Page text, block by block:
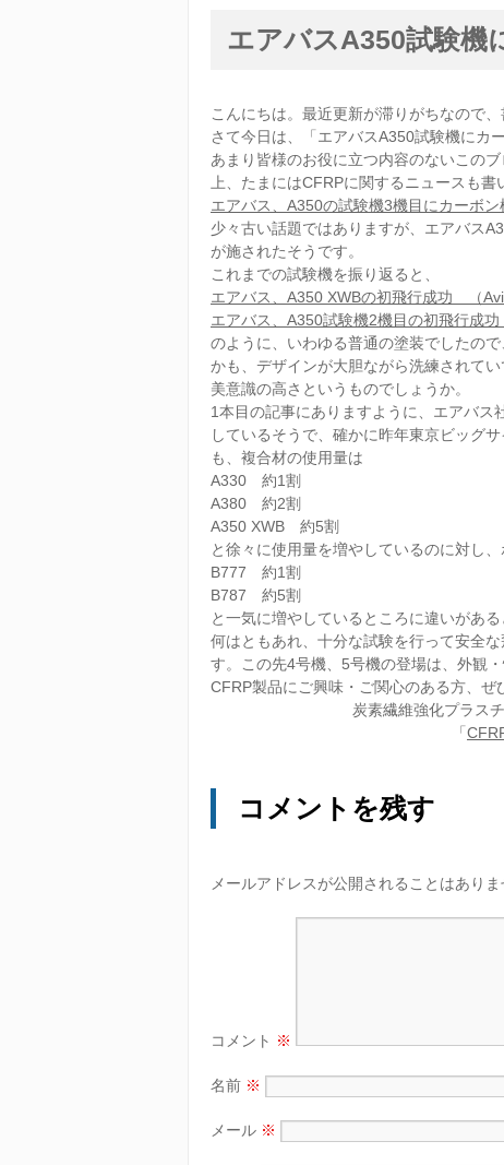
エアバスA350試験機
こんにちは。最近更新が滞りがちなので
さて今日は、「エアバスA350試験機にカ
あまり皆様のお役に立つ内容のないこの
上、たまにはCFRPに関するニュースも
エアバス、A350の試験機3機目にカーボ
少々古い話題ではありますが、エアバス
が施されたそうです。
これまでの試験機を振り返ると、
エアバス、A350 XWBの初飛行成功 （
エアバス、A350試験機2機目の初飛行成
のように、いわゆる普通の塗装でしたの
かも、デザインが大胆ながら洗練されて
美意識の高さというものでしょうか。
1本目の記事にありますように、エアバス
しているそうで、確かに昨年東京ビッグ
も、複合材の使用量は
A330 約1割
A380 約2割
A350 XWB 約5割
と徐々に使用量を増やしているのに対し
B777 約1割
B787 約5割
と一気に増やしているところに違いがある
何はともあれ、十分な試験を行って安全
す。この先4号機、5号機の登場は、外観
CFRP製品にご興味・ご関心のある方、ぜ
炭素繊維強化プラス
「
コメントを残す
メールアドレスが公開されることはありま
コメント ※
名前 ※
メール ※